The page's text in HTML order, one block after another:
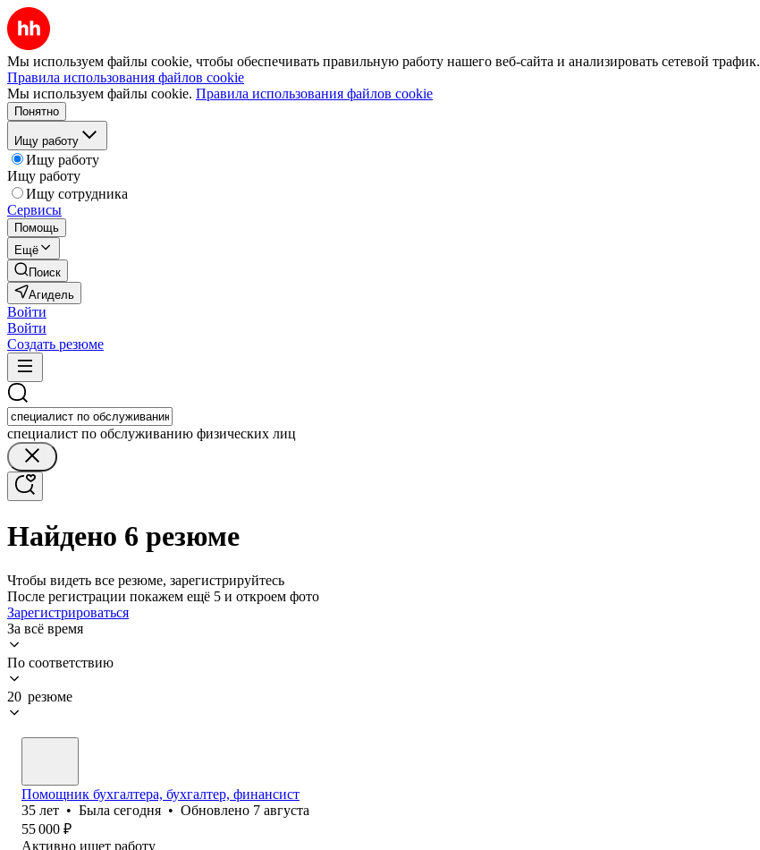
Мы используем файлы cookie, чтобы обеспечивать правильную работу нашего веб-сайта и анализировать сетевой трафик.
Правила использования файлов cookie
Мы используем файлы cookie. Правила использования файлов cookie
Понятно
Ищу работу
Ищу работу
Ищу работу
Ищу сотрудника
Сервисы
Помощь
Ещё
Поиск
Агидель
Войти
Войти
Создать резюме
специалист по обслуживанию физических лиц
Найдено 6 резюме
Чтобы видеть все резюме, зарегистрируйтесь
После регистрации покажем ещё 5 и откроем фото
Зарегистрироваться
За всё время
По соответствию
20 резюме
Помощник бухгалтера, бухгалтер, финансист
35 лет • Была сегодня • Обновлено 7 августа
55 000 ₽
Активно ищет работу